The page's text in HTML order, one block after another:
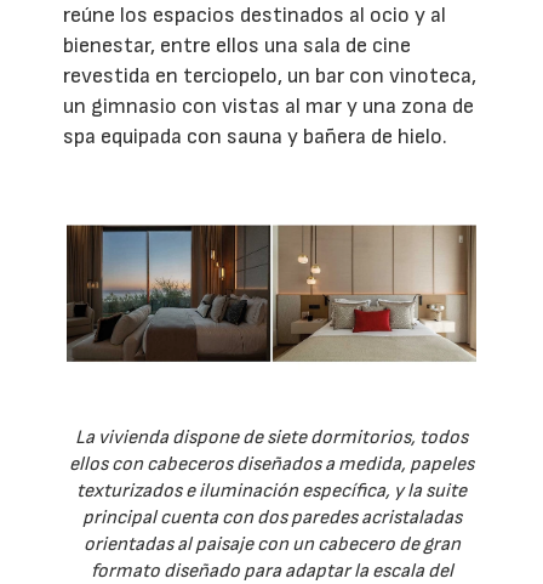
reúne los espacios destinados al ocio y al
bienestar, entre ellos una sala de cine
revestida en terciopelo, un bar con vinoteca,
un gimnasio con vistas al mar y una zona de
spa equipada con sauna y bañera de hielo.
La vivienda dispone de siete dormitorios, todos
ellos con cabeceros diseñados a medida, papeles
texturizados e iluminación específica, y la suite
principal cuenta con dos paredes acristaladas
orientadas al paisaje con un cabecero de gran
formato diseñado para adaptar la escala del